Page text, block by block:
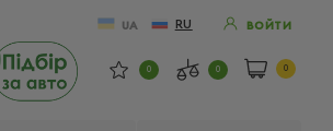
UA RU ВОЙТИ
0 0 0